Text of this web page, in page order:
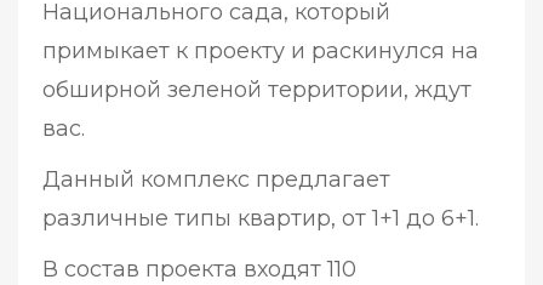
Национального сада, который
примыкает к проекту и раскинулся на
обширной зеленой территории, ждут
вас.
Данный комплекс предлагает
различные типы квартир, от 1+1 до 6+1.
В состав проекта входят 110